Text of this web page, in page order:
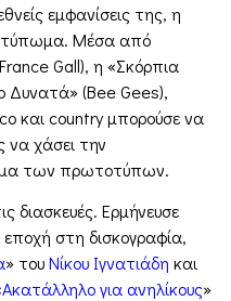
εμφανίσεις της, η
Μέσα από
Gall), η «Σκόρπια
Δυνατά» (Bee Gees),
και country μπορούσε να
να χάσει την
των πρωτοτύπων.
διασκευές. Ερμήνευσε
στη δισκογραφία,
» τουΝίκου Ιγνατιάδη και
Ακατάλληλο για ανηλίκους»